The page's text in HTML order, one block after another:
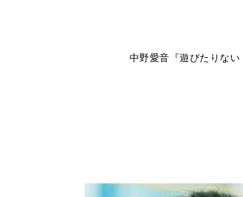
中野愛音『遊びたりない